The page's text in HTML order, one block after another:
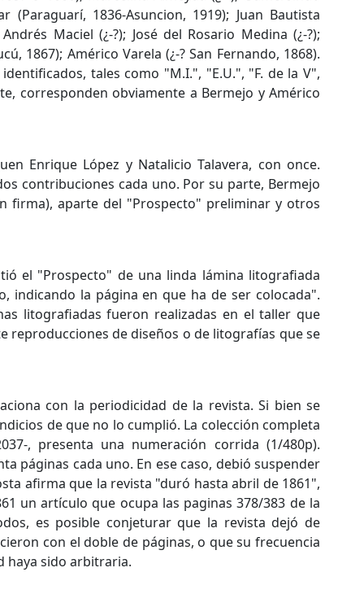
(Paraguarí, 1836-Asuncion, 1919); Juan Bautista
Maciel (¿-?); José del Rosario Medina (¿-?);
1867); Américo Varela (¿-? San Fernando, 1868).
tales como "M.I.", "E.U.", "F. de la V",
corresponden obviamente a Bermejo y Américo
Enrique López y Natalicio Talavera, con once.
contribuciones cada uno. Por su parte, Bermejo
firma), aparte del "Prospecto" preliminar y otros
el "Prospecto" de una linda lámina litografiada
la página en que ha de ser colocada".
litografiadas fueron realizadas en el taller que
reproducciones de diseños o de litografías que se
con la periodicidad de la revista. Si bien se
de que no lo cumplió. La colección completa
, presenta una numeración corrida (1/480p).
páginas cada uno. En ese caso, debió suspender
afirma que la revista "duró hasta abril de 1861",
un artículo que ocupa las paginas 378/383 de la
es posible conjeturar que la revista dejó de
con el doble de páginas, o que su frecuencia
haya sido arbitraria.